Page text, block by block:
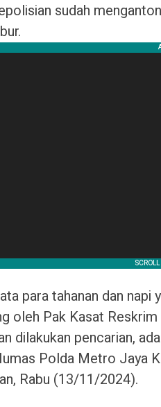
sudah
para tahanan dan napi
oleh Pak Kasat
dilakukan pencarian,
Polda Metro Jaya
Rabu (13/11/2024).